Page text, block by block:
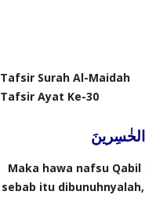
Tafsir Surah Al-Maidah
Tafsir Ayat Ke-30
Maka hawa nafsu
sebab itu